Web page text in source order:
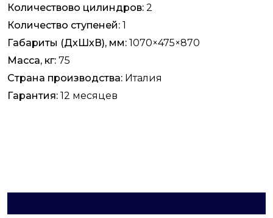
Количествово цилиндров: 2
Количество ступеней: 1
Габариты (ДхШхВ), мм: 1070×475×870
Масса, кг: 75
Страна производства: Италия
Гарантия: 12 месяцев